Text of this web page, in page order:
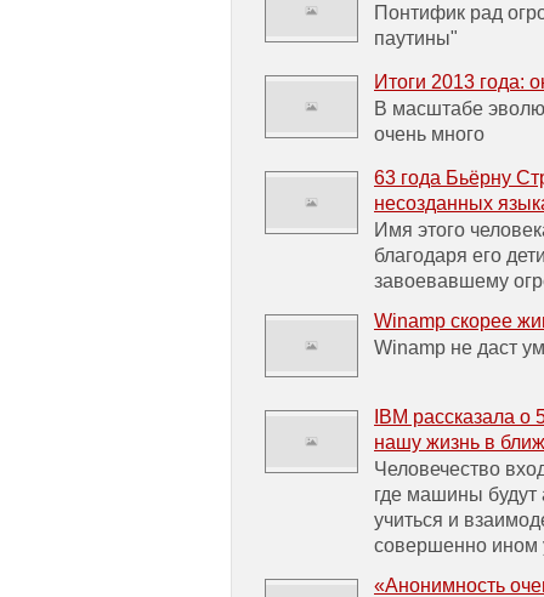
Понтифик рад
паутины"
Итоги 2013 года:
В масштабе
очень много
63 года Бьёрну
несозданных
Имя этого
благодаря его
завоевавшему
Winamp скорее
Winamp не даст
IBM рассказала
нашу жизнь в
Человечество
где машины будут
учиться и
совершенно ином
«Анонимность